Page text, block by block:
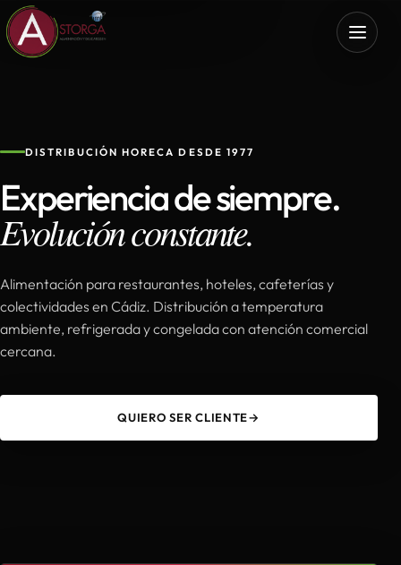
DISTRIBUCIÓN HORECA DESDE 1977
Experiencia de siempre.
Evolución constante.
Alimentación para restaurantes, hoteles, cafeterías y
colectividades en Cádiz. Distribución a temperatura
ambiente, refrigerada y congelada con atención comercial
cercana.
QUIERO SER CLIENTE→